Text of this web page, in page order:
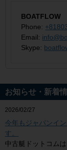
BOATFLOW
Phone:
Email:
Skype:
お知らせ・新着
2026/02/27
今年もジャパンイ
す。
中古艇ドットコム